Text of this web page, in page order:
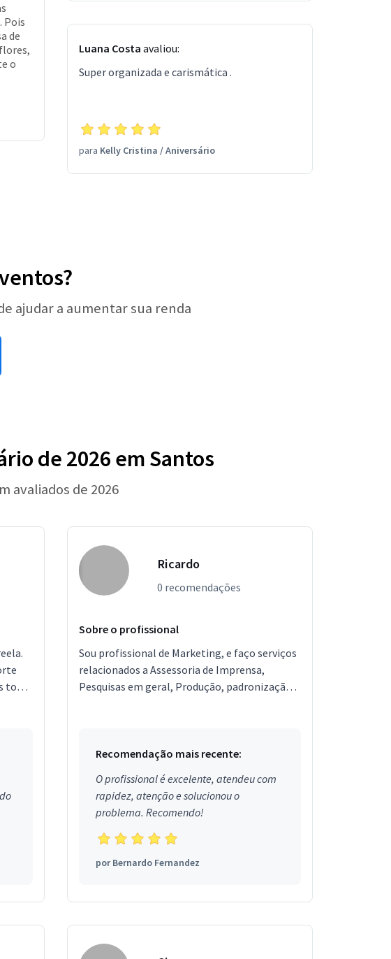
Pois
de
o
Luana Costa avaliou:
Super organizada e carismática .
para Kelly Cristina /Aniversário
ajudar a aumentar sua renda
de 2026 em Santos
avaliados de 2026
todo
Ricardo
0 recomendações
Sobre o profissional
Sou profissional de Marketing, e faço serviços
relacionados a Assessoria de Imprensa,
Pesquisas em geral, Produção, padronização e
Recomendação mais recente:
O profissional é excelente, atendeu com
rapidez, atenção e solucionou o
problema. Recomendo!
porBernardo Fernandez